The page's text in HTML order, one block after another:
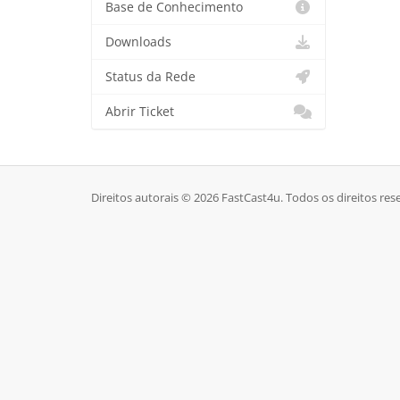
Base de Conhecimento
Downloads
Status da Rede
Abrir Ticket
Direitos autorais © 2026 FastCast4u. Todos os direitos